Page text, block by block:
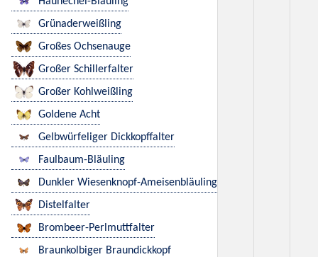
Grünaderweißling
Großes Ochsenauge
Großer Schillerfalter
Großer Kohlweißling
Goldene Acht
Gelbwürfeliger Dickkopffalter
Faulbaum-Bläuling
Dunkler Wiesenknopf-Ameisenbläuling
Distelfalter
Brombeer-Perlmuttfalter
Braunkolbiger Braundickkopf